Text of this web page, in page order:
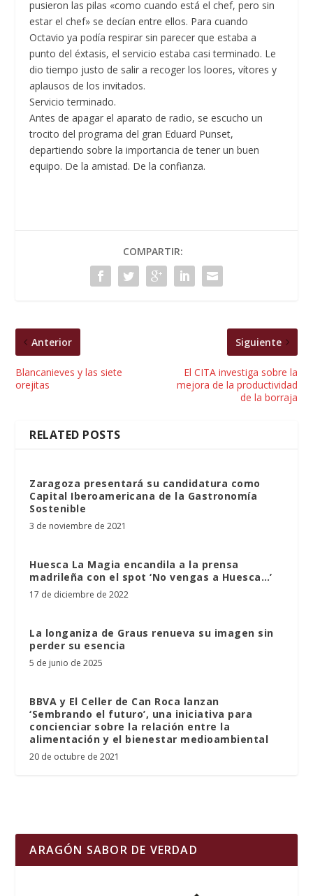
pusieron las pilas «como cuando está el chef, pero sin
estar el chef» se decían entre ellos. Para cuando
Octavio ya podía respirar sin parecer que estaba a
punto del éxtasis, el servicio estaba casi terminado. Le
dio tiempo justo de salir a recoger los loores, vítores y
aplausos de los invitados.
Servicio terminado.
Antes de apagar el aparato de radio, se escucho un
trocito del programa del gran Eduard Punset,
departiendo sobre la importancia de tener un buen
equipo. De la amistad. De la confianza.
COMPARTIR:
Anterior
Blancanieves y las siete
orejitas
Siguiente
El CITA investiga sobre la
mejora de la productividad
de la borraja
RELATED POSTS
Zaragoza presentará su candidatura como
Capital Iberoamericana de la Gastronomía
Sostenible
3 de noviembre de 2021
Huesca La Magia encandila a la prensa
madrileña con el spot ‘No vengas a Huesca…’
17 de diciembre de 2022
La longaniza de Graus renueva su imagen sin
perder su esencia
5 de junio de 2025
BBVA y El Celler de Can Roca lanzan
‘Sembrando el futuro’, una iniciativa para
concienciar sobre la relación entre la
alimentación y el bienestar medioambiental
20 de octubre de 2021
ARAGÓN SABOR DE VERDAD